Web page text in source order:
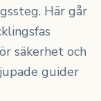
Här går
säkerhet och
guider